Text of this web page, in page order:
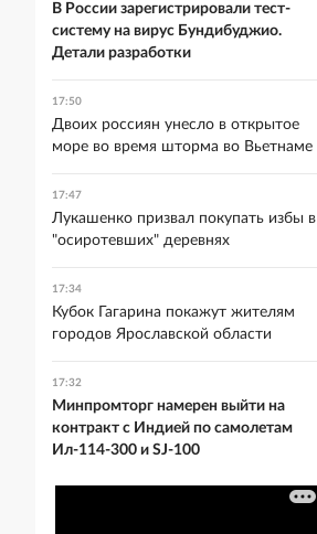
В России зарегистрировали тест-
систему на вирус Бундибуджио.
Детали разработки
17:50
Двоих россиян унесло в открытое
море во время шторма во Вьетнаме
17:47
Лукашенко призвал покупать избы в
"осиротевших" деревнях
17:34
Кубок Гагарина покажут жителям
городов Ярославской области
17:32
Минпромторг намерен выйти на
контракт с Индией по самолетам
Ил-114-300 и SJ-100